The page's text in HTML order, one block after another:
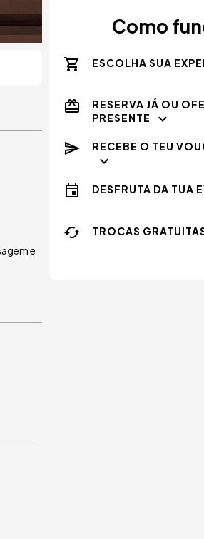
e
Como
ESCOLHA SUA
RESERVA JÁ OU
PRESENTE
RECEBE O TEU
DESFRUTA DA TUA
TROCAS